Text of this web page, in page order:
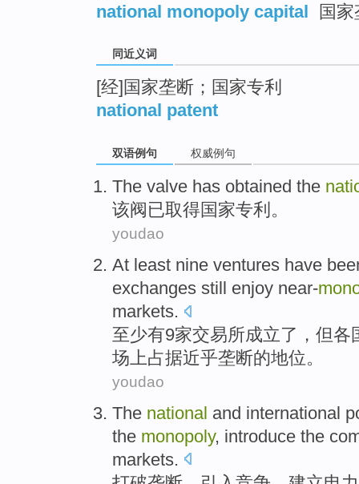
national monopoly capital
国
同近义词
[经]国家垄断；国家专利
national patent
双语例句 权威例句
The valve has obtained the
该阀已取得国家专利 。
youdao
At least nine ventures have
exchanges still enjoy near-
markets.
至少有9家交易所成立了， 但各
场上占据近乎垄断的地位。
youdao
The national and international
the monopoly, introduce the
markets.